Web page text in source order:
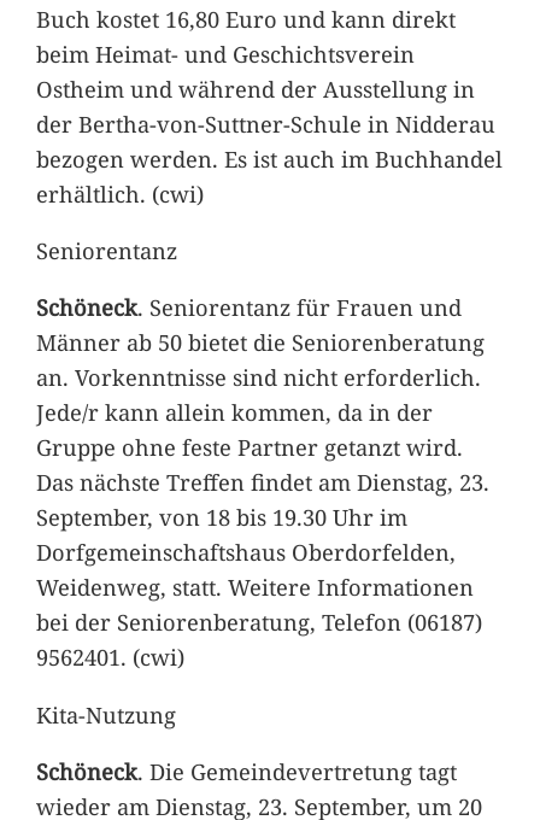
Buch kostet 16,80 Euro und kann direkt
beim Heimat- und Geschichtsverein
Ostheim und während der Ausstellung in
der Bertha-von-Suttner-Schule in Nidderau
bezogen werden. Es ist auch im Buchhandel
erhältlich. (cwi)
Seniorentanz
Schöneck. Seniorentanz für Frauen und
Männer ab 50 bietet die Seniorenberatung
an. Vorkenntnisse sind nicht erforderlich.
Jede/r kann allein kommen, da in der
Gruppe ohne feste Partner getanzt wird.
Das nächste Treffen findet am Dienstag, 23.
September, von 18 bis 19.30 Uhr im
Dorfgemeinschaftshaus Oberdorfelden,
Weidenweg, statt. Weitere Informationen
bei der Seniorenberatung, Telefon (06187)
9562401. (cwi)
Kita-Nutzung
Schöneck. Die Gemeindevertretung tagt
wieder am Dienstag, 23. September, um 20